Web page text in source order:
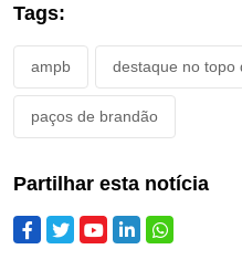
Tags:
ampb destaque no topo
paços de brandão
Partilhar esta notícia